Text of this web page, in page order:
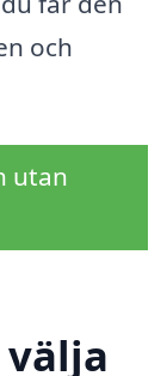
och
utan